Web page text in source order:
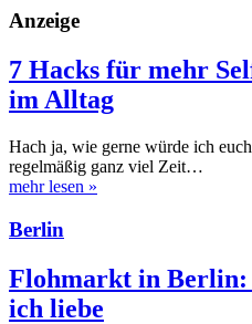
Anzeige
7 Hacks für mehr
im Alltag
Hach ja, wie gerne würde ich
regelmäßig ganz viel Zeit…
mehr lesen »
Berlin
Flohmarkt in Berlin:
ich liebe